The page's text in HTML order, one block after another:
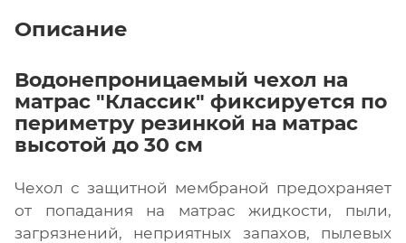
Описание
Водонепроницаемый чехол на
матрас "Классик" фиксируется по
периметру резинкой на матрас
высотой до 30 см
Чехол с защитной мембраной предохраняет
от попадания на матрас жидкости, пыли,
загрязнений, неприятных запахов, пылевых